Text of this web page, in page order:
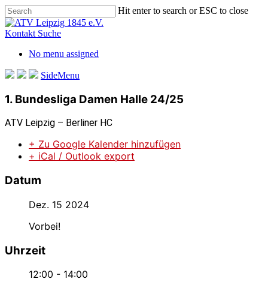
Skip
to
main
Hit enter to search or ESC to close
Close
Search
Kontakt Suche
No menu assigned
SideMenu
1. Bundesliga Damen Halle 24/25
ATV Leipzig – Berliner HC
+ Zu Google Kalender hinzufügen
+ iCal / Outlook export
Datum
Dez. 15 2024
Vorbei!
Uhrzeit
12:00 - 14:00